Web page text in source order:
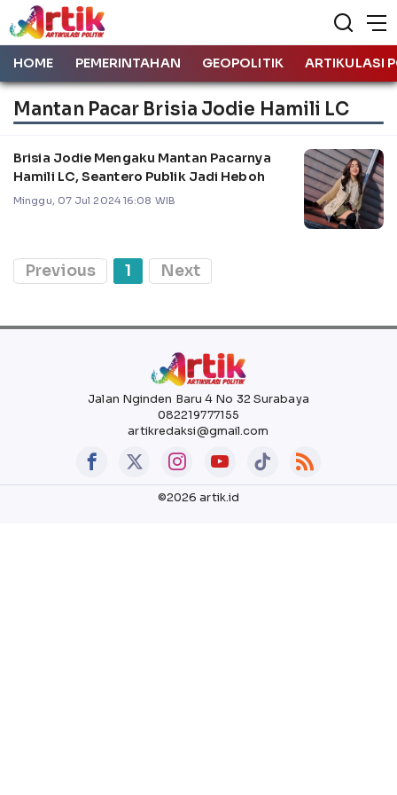
HOME PEMERINTAHAN GEOPOLITIK ARTIKULASI
Mantan Pacar Brisia Jodie Hamili LC
Brisia Jodie Mengaku Mantan Pacarnya
Hamili LC, Seantero Publik Jadi Heboh
Minggu, 07 Jul 2024 16:08 WIB
Previous 1 Next
Jalan Nginden Baru 4 No 32 Surabaya
082219777155
artikredaksi@gmail.com
©2026 artik.id